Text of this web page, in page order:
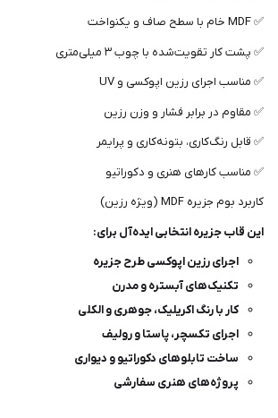
✅ MDF خام با سطح صاف و یکنواخت
✅ پشت کار تقویت‌شده با چوب ۳ میلی‌متری
✅ مناسب اجرای رزین اپوکسی و UV
✅ مقاوم در برابر فشار و وزن رزین
✅ قابل رنگ‌کاری، بتونه‌کاری و پرایمر
✅ مناسب کارهای هنری و دکوراتیو
کاربرد بوم جزیره MDF (ویژه رزین)
این قاب جزیره انتخابی ایده‌آل برای:
اجرای رزین اپوکسی طرح جزیره
تکنیک‌های آبستره و مدرن
کار با رنگ اکریلیک، جوهری و الکلی
اجرای تکسچر، پاستا و رولیف
ساخت تابلوهای دکوراتیو و دیواری
پروژه‌های هنری سفارشی